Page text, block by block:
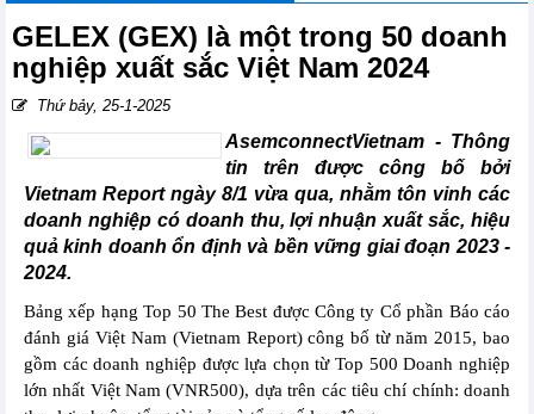
GELEX (GEX) là một trong 50 doanh
nghiệp xuất sắc Việt Nam 2024
Thứ bảy, 25-1-2025
AsemconnectVietnam - Thông
tin trên được công bố bởi
Vietnam Report ngày 8/1 vừa qua, nhằm tôn vinh các
doanh nghiệp có doanh thu, lợi nhuận xuất sắc, hiệu
quả kinh doanh ổn định và bền vững giai đoạn 2023 -
2024.
Bảng xếp hạng Top 50 The Best được Công ty Cổ phần Báo cáo
đánh giá Việt Nam (Vietnam Report) công bố từ năm 2015, bao
gồm các doanh nghiệp được lựa chọn từ Top 500 Doanh nghiệp
lớn nhất Việt Nam (VNR500), dựa trên các tiêu chí chính: doanh